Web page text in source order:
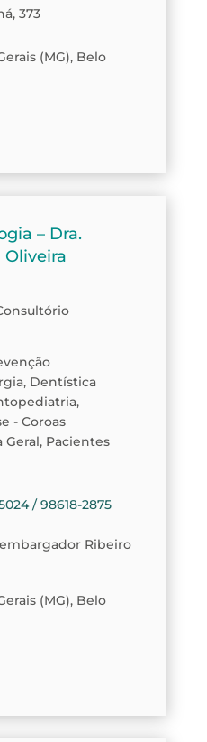
373
(MG), Belo
– Dra.
Oliveira
Dentística
- Coroas
Geral, Pacientes
/ 98618-2875
Ribeiro
(MG), Belo